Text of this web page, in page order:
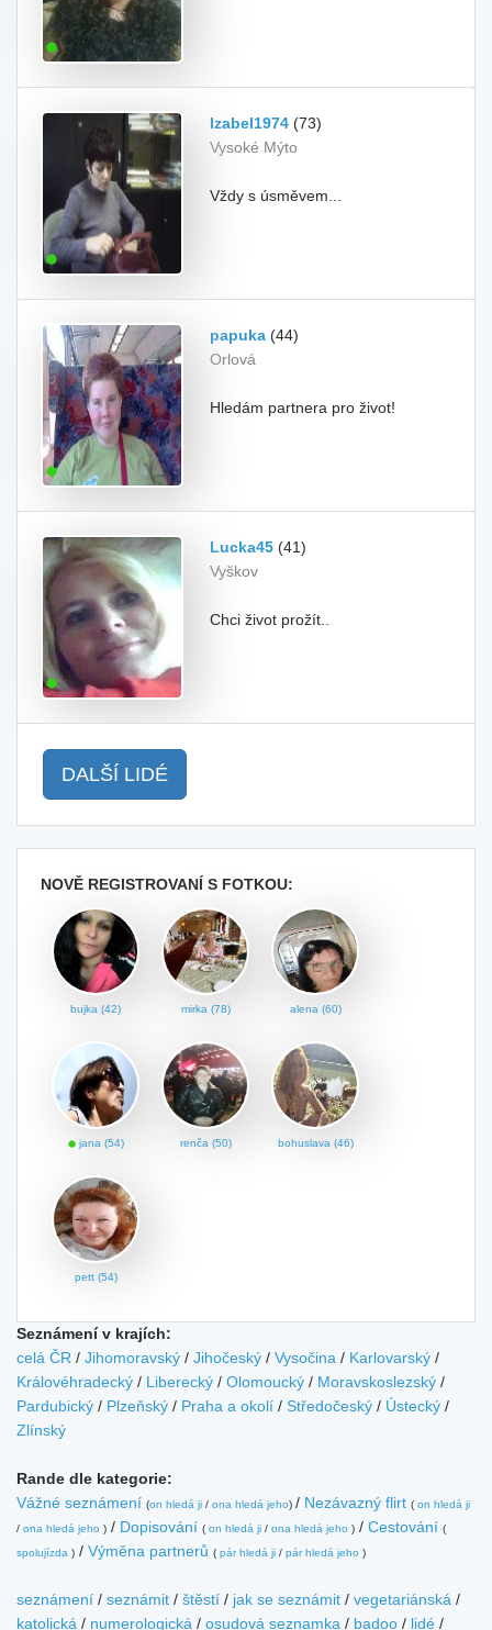
Izabel1974 (73)
Vysoké Mýto
Vždy s úsměvem...
papuka (44)
Orlová
Hledám partnera pro život!
Lucka45 (41)
Vyškov
Chci život prožít..
DALŠÍ LIDÉ
NOVĚ REGISTROVANÍ S FOTKOU:
bujka (42) mirka (78) alena (60)
jana (54) renča (50) bohuslava (46)
pett (54)
Seznámení v krajích:
celá ČR / Jihomoravský / Jihočeský / Vysočina / Karlovarský /
Královéhradecký / Liberecký / Olomoucký / Moravskoslezský /
Pardubický / Plzeňský / Praha a okolí / Středočeský / Ústecký /
Zlínský
Rande dle kategorie:
Vážné seznámení (on hledá ji / ona hledá jeho) / Nezávazný flirt ( on hledá ji
/ ona hledá jeho ) / Dopisování ( on hledá ji / ona hledá jeho ) / Cestování (
spolujízda ) / Výměna partnerů ( pár hledá ji / pár hledá jeho )
seznámení / seznámit / štěstí / jak se seznámit / vegetariánská /
katolická / numerologická / osudová seznamka / badoo / lidé /